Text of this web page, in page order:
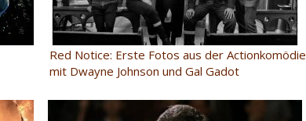
Red Notice: Erste Fotos aus der Actionkomödie
mit Dwayne Johnson und Gal Gadot